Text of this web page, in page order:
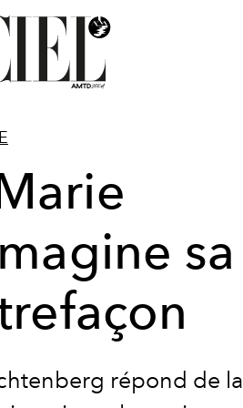
sa
répond de la